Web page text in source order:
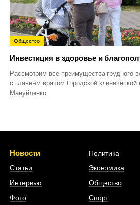
Общество
Инвестиция в здоровье и
Рассмотрим все преимущества грудного
с главным врачом Городской
Мануйленко.
Новости
Статьи
Интервью
Фото
Политика
Экономика
Общество
Спорт